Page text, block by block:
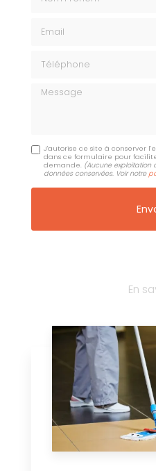
Message
J'autorise ce site à conserver
dans ce formulaire pour
demande. (Aucune exploitation
données conservées. Voir notre
En